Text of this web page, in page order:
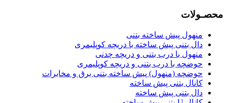
محصـولات
منهول پیش ساخته بتنی
دال بتنی پیش ساخته با دریچه کوپلیمری
منهول با درب بتنی و دریچه چدنی
حوضچه با درب بتنی و دریچه کوپلیمری
حوضچه (منهول) پیش ساخته بتنی برق و مخابرات
کانال بتنی پیش ساخته
دال بتنی پیش ساخته